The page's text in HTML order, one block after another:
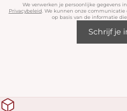
We verwerken je persoonlijke gegevens
Privacybeleid. We kunnen onze communicatie
op basis van de informatie
Schrijf je